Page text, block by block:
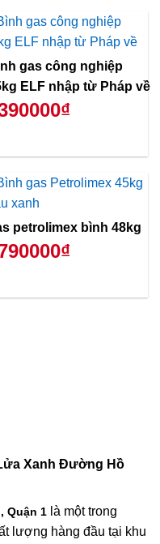
gas công nghiệp
ELF nhập từ Pháp về
petrolimex bình 48kg
Xanh Đường Hồ
Quận 1 là một trong
lượng hàng đầu tại khu